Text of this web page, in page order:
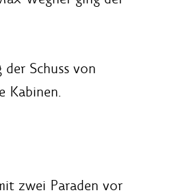
Schuss von
Kabinen.
zwei Paraden vor